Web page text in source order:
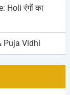
Holi रंगों का
Puja Vidhi